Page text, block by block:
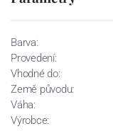
Barva:
Provedení:
Vhodné do:
Země původu:
Váha:
Výrobce: